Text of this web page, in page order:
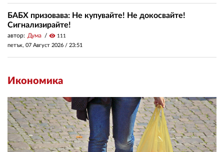
БАБХ призовава: Не купувайте! Не докосвайте!
Сигнализирайте!
автор: Дума visibility 111
петък, 07 Август 2026 / 23:51
Икономика